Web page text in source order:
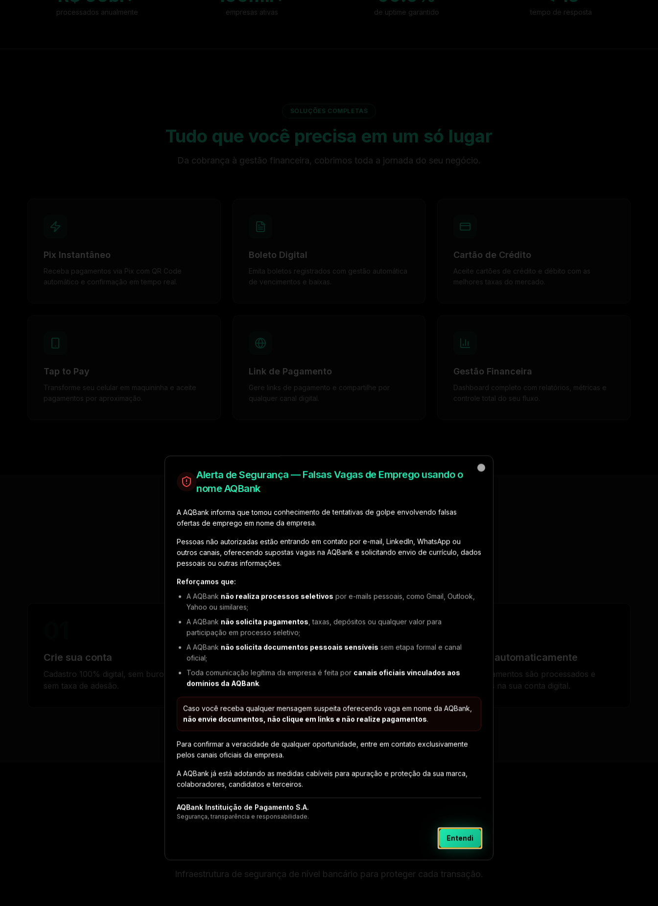
processados anualmente empresas ativas de uptime garantido tempo de resposta
SOLUÇÕES COMPLETAS
Tudo que você precisa em um só lugar
Da cobrança à gestão financeira, cobrimos toda a jornada do seu negócio.
Pix Instantâneo
Receba pagamentos via Pix com QR Code
automático e confirmação em tempo real.
Boleto Digital
Emita boletos registrados com gestão automática
de vencimentos e baixas.
Cartão de Crédito
Aceite cartões de crédito e débito com as
melhores taxas do mercado.
Tap to Pay
Transforme seu celular em maquininha e aceite
pagamentos por aproximação.
Link de Pagamento
Gere links de pagamento e compartilhe por
qualquer canal digital.
Gestão Financeira
Dashboard completo com relatórios, métricas e
controle total do seu fluxo.
SIMPLES E RÁPIDO
Comece a cobrar em 3 passos
Crie sua conta
Cadastro 100% digital, sem burocracia e
sem taxa de adesão.
02
Escolha os meios de pagamento e
personalize conforme seu negócio.
Receba automaticamente
Seus pagamentos são processados e
creditados na sua conta digital.
Infraestrutura de segurança de nível bancário para proteger cada transação.
Alerta de Segurança — Falsas Vagas de Emprego usando o
nome AQBank
Comunicado oficial da AQBank sobre tentativas de golpe envolvendo falsas ofertas de emprego.
A AQBank informa que tomou conhecimento de tentativas de golpe envolvendo falsas
ofertas de emprego em nome da empresa.
Pessoas não autorizadas estão entrando em contato por e-mail, LinkedIn, WhatsApp ou
outros canais, oferecendo supostas vagas na AQBank e solicitando envio de currículo, dados
pessoais ou outras informações.
Reforçamos que:
A AQBank não realiza processos seletivos por e-mails pessoais, como Gmail, Outlook,
Yahoo ou similares;
A AQBank não solicita pagamentos, taxas, depósitos ou qualquer valor para
participação em processo seletivo;
A AQBank não solicita documentos pessoais sensíveis sem etapa formal e canal
oficial;
Toda comunicação legítima da empresa é feita por canais oficiais vinculados aos
domínios da AQBank.
Caso você receba qualquer mensagem suspeita oferecendo vaga em nome da AQBank,
não envie documentos, não clique em links e não realize pagamentos.
Para confirmar a veracidade de qualquer oportunidade, entre em contato exclusivamente
pelos canais oficiais da empresa.
A AQBank já está adotando as medidas cabíveis para apuração e proteção da sua marca,
colaboradores, candidatos e terceiros.
AQBank Instituição de Pagamento S.A.
Segurança, transparência e responsabilidade.
Entendi